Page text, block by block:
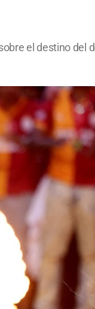
el destino del